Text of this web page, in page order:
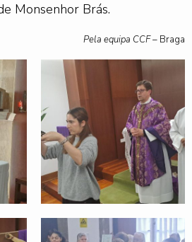
Monsenhor Brás.
Pela equipa CCF – Braga